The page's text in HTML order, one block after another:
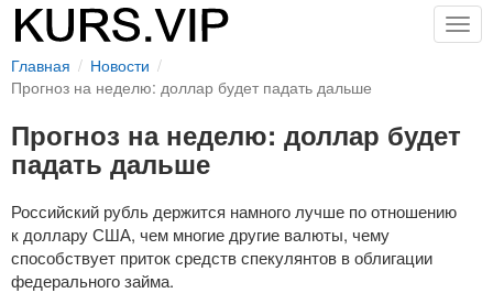
Главная
Новости
Прогноз на неделю: доллар будет падать дальше
Прогноз на неделю: доллар будет
падать дальше
Российский рубль держится намного лучше по отношению
к доллару США, чем многие другие валюты, чему
способствует приток средств спекулянтов в облигации
федерального займа.